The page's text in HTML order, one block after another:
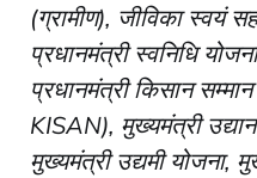
(ग्रामीण), जीविका स्वयं
प्रधानमंत्री स्वनिधि
प्रधानमंत्री किसान
KISAN), मुख्यमंत्री
मुख्यमंत्री उद्यमी योजना,